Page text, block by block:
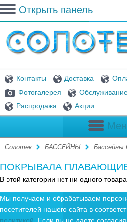
Открыть панель
Контакты Доставка
Фотогалерея
Распродажа
Акции
Солотек БАССЕЙНЫ Бассейны
ПОКРЫВАЛА
В этой категории нет ни одного
Мы получаем и обрабатываем
посетителей нашего сайта в
политикой. Если вы не даете